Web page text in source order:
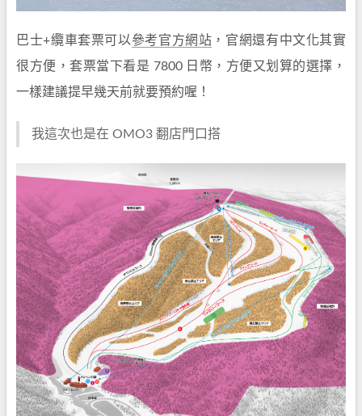
巴士+纜車套票可以參考官方網站 ，官網還有中文化其實
很方便，套票當下看是 7800 日幣，方便又划算的選擇，
一樣建議提早幾天前就要預約喔！
我這次也是在 OMO3 翻店門口搭